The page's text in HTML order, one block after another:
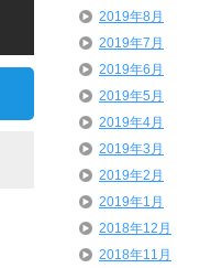
2019年8月
2019年7月
2019年6月
2019年5月
2019年4月
2019年3月
2019年2月
2019年1月
2018年12月
2018年11月